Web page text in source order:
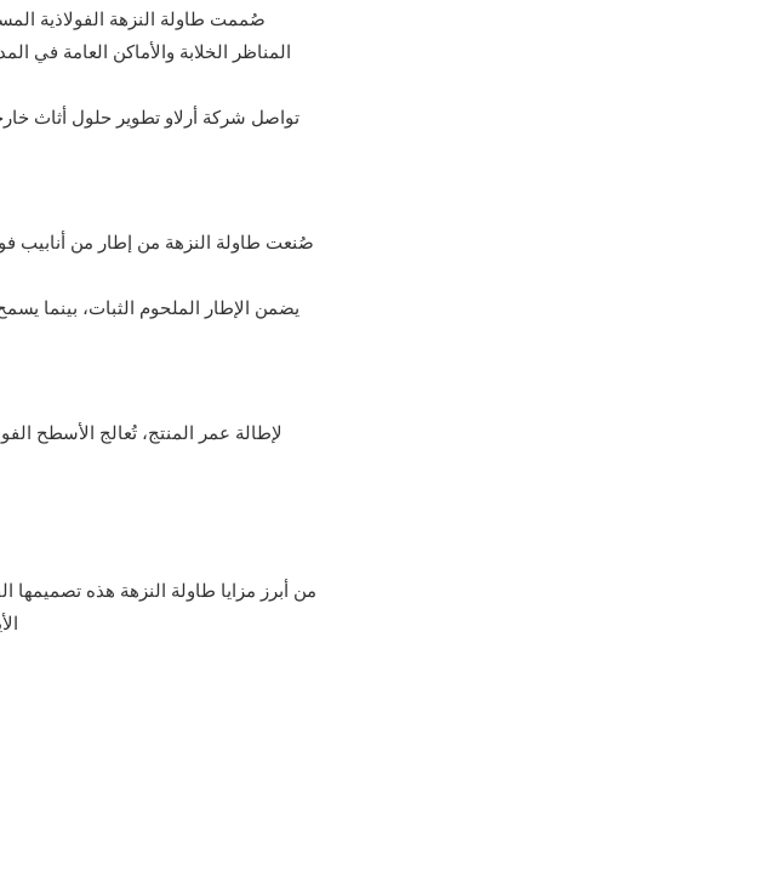
المناظر الخلابة والأماكن العامة في
تواصل شركة أرلاو تطوير حلول أثاث
يضمن الإطار الملحوم الثبات، بينما
لإطالة عمر المنتج، تُعالج الأسطح
من أبرز مزايا طاولة النزهة هذه